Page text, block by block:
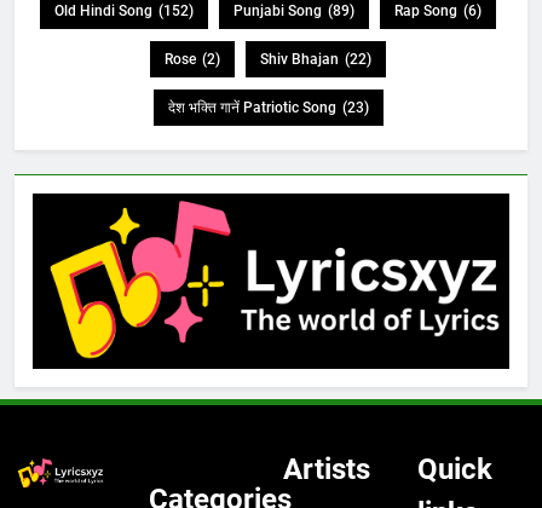
Old Hindi Song (152) Punjabi Song (89) Rap Song (6)
Rose (2) Shiv Bhajan (22)
देश भक्ति गानें Patriotic Song (23)
Categories
Artists
Quick